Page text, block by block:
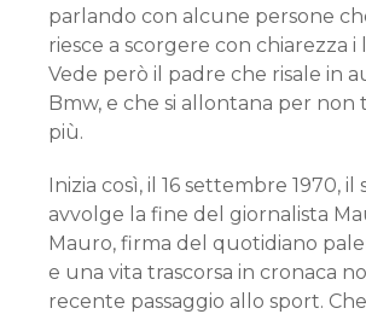
parlando con alcune persone
riesce a scorgere con chiarezza i
Vede però il padre che risale in
Bmw, e che si allontana per non
più.
Inizia così, il 16 settembre 1970,
avvolge la fine del giornalista
Mauro, firma del quotidiano
e una vita trascorsa in cronaca
recente passaggio allo sport.